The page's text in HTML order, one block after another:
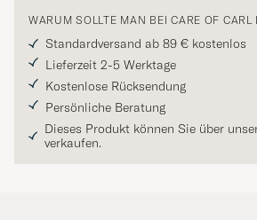
WARUM SOLLTE MAN BEI CARE OF CARL
Standardversand ab 89 € kostenlos
Lieferzeit 2-5 Werktage
Kostenlose Rücksendung
Persönliche Beratung
Dieses Produkt können Sie über
verkaufen.